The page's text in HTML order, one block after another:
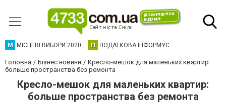
М МІСЦЕВІ ВИБОРИ 2020 П ПОДАТКОВА ІНФОРМУЄ
Головна Бізнес новини
Кресло-мешок для маленьких квартир:
больше пространства без ремонта
Кресло-мешок для маленьких квартир:
больше пространства без ремонта